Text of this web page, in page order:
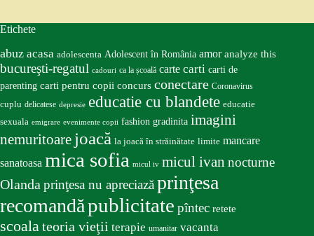
Etichete
abuz acasa adolescenta Adolescent în România amor analyze this
bucureşti-regatul cadouri ca la școală carte carti carti de
parenting carti pentru copii concurs conectare Coronavirus
cuplu delicatese depresie educatie cu blandete educatie
sexuala emigrare evenimente copii fashion gradinita imagini
nemuritoare joacă la joacă în străinătate limite mancare
sanatoasa mica sofia micul iv micul ivan nocturne
Olandaprinţesa nu apreciazăprinţesa
recomandăpublicitate pîntec retete
scoalateoria vieţii terapie umanitar vacanta